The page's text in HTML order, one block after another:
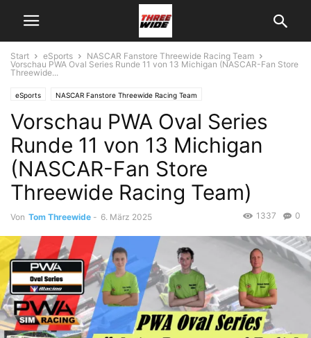
Start eSports
NASCAR Fanstore Threewide Racing Team
Vorschau PWA Oval Series Runde 11 von 13 Michigan (NASCAR-Fan Store
Threewide...
eSports NASCAR Fanstore Threewide Racing Team
Vorschau PWA Oval Series
Runde 11 von 13 Michigan
(NASCAR-Fan Store
Threewide Racing Team)
Von Tom Threewide - 6. März 2025 0
1337